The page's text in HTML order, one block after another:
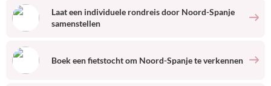
Laat een individuele rondreis door Noord-Spanje
samenstellen
Boek een fietstocht om Noord-Spanjete verkennen